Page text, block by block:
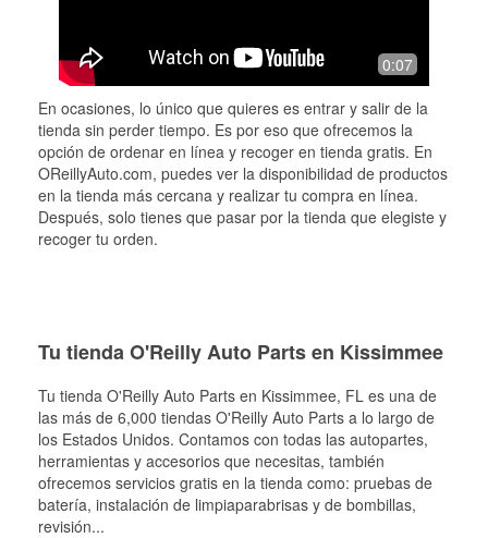
0:07
En ocasiones, lo único que quieres es entrar y salir de la
tienda sin perder tiempo. Es por eso que ofrecemos la
opción de ordenar en línea y recoger en tienda gratis. En
OReillyAuto.com, puedes ver la disponibilidad de productos
en la tienda más cercana y realizar tu compra en línea.
Después, solo tienes que pasar por la tienda que elegiste y
recoger tu orden.
Tu tienda O'Reilly Auto Parts en Kissimmee
Tu tienda O'Reilly Auto Parts en Kissimmee, FL es una de
las más de 6,000 tiendas O'Reilly Auto Parts a lo largo de
los Estados Unidos. Contamos con todas las autopartes,
herramientas y accesorios que necesitas, también
ofrecemos servicios gratis en la tienda como: pruebas de
batería, instalación de limpiaparabrisas y de bombillas,
revisión...